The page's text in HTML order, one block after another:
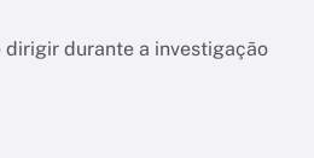
dirigir durante a investigação